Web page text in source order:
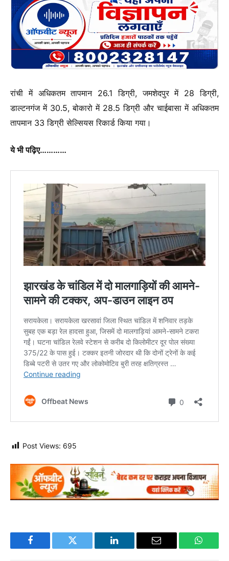
रांची में अधिकतम तापमान 26.1 डिग्री, जमशेदपुर में 28 डिग्री,
डाल्टनगंज में 30.5, बोकारो में 28.5 डिग्री और चाईबासा में अधिकतम
तापमान 33 डिग्री सेल्सियस रिकार्ड किया गया।
ये भी पढ़िए…………
Post Views: 695
Facebook Twitter LinkedIn Email